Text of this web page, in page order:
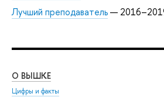
Лучший преподаватель—
О ВЫШКЕ
Цифры и факты